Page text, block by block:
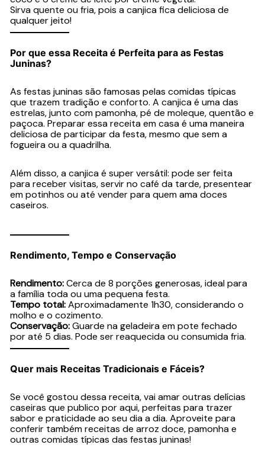
Sirva quente ou fria, pois a canjica fica deliciosa de
qualquer jeito!
Por que essa Receita é Perfeita para as Festas
Juninas?
As festas juninas são famosas pelas comidas típicas
que trazem tradição e conforto. A canjica é uma das
estrelas, junto com pamonha, pé de moleque, quentão e
paçoca. Preparar essa receita em casa é uma maneira
deliciosa de participar da festa, mesmo que sem a
fogueira ou a quadrilha.
Além disso, a canjica é super versátil: pode ser feita
para receber visitas, servir no café da tarde, presentear
em potinhos ou até vender para quem ama doces
caseiros.
Rendimento, Tempo e Conservação
Rendimento:Cerca de 8 porções generosas, ideal para
a família toda ou uma pequena festa.
Tempo total:Aproximadamente 1h30, considerando o
molho e o cozimento.
Conservação:Guarde na geladeira em pote fechado
por até 5 dias. Pode ser reaquecida ou consumida fria.
Quer mais Receitas Tradicionais e Fáceis?
Se você gostou dessa receita, vai amar outras delícias
caseiras que publico por aqui, perfeitas para trazer
sabor e praticidade ao seu dia a dia. Aproveite para
conferir também receitas de arroz doce, pamonha e
outras comidas típicas das festas juninas!